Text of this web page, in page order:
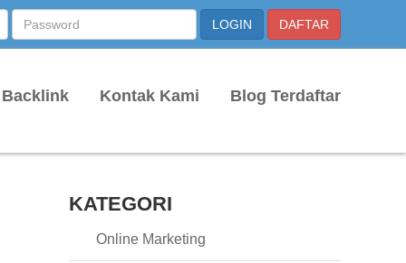
Kontak Kami Blog Terdaftar
KATEGORI
Online Marketing